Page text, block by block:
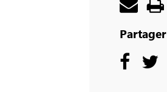
Partager